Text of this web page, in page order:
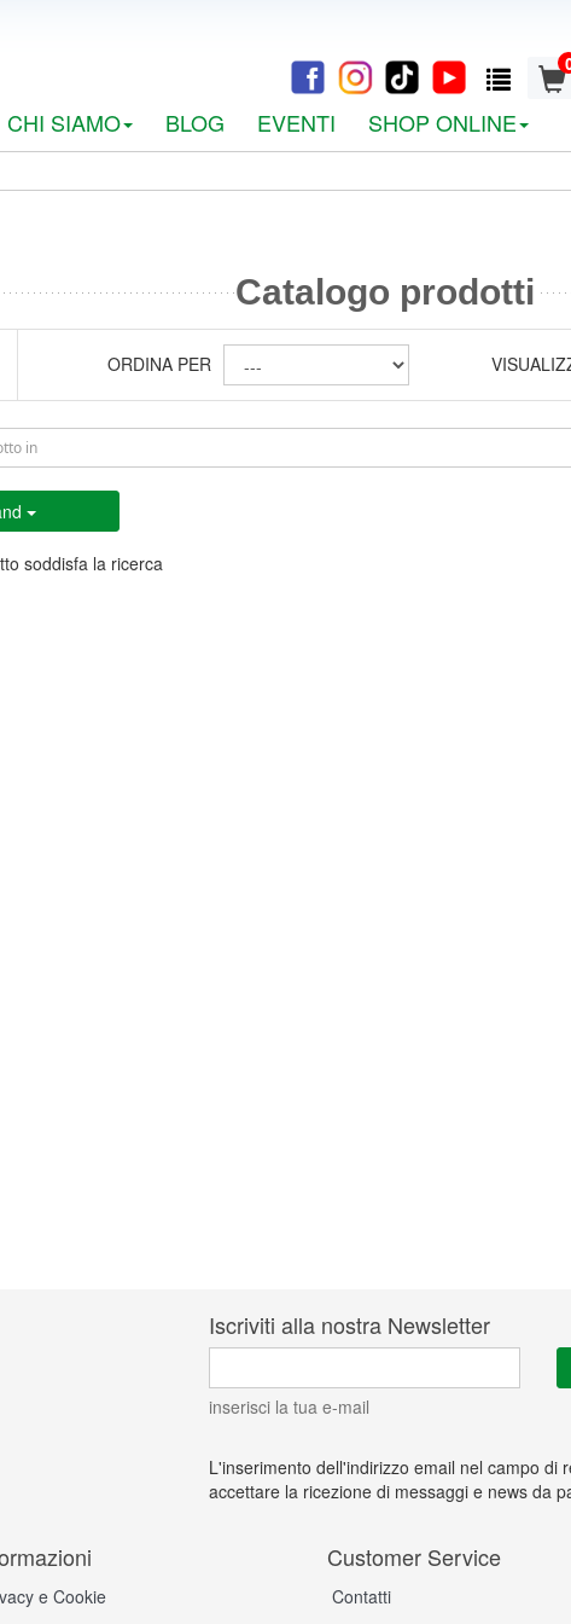
CHI SIAMO BLOG EVENTI SHOP ONLINE
Catalogo prodotti
ORDINA PER
soddisfa la ricerca
Iscriviti alla nostra Newsletter
inserisci la tua e-mail
L'inserimento dell'indirizzo email nel campo di
accettare la ricezione di messaggi e news da
e Cookie
Customer Service
Contatti